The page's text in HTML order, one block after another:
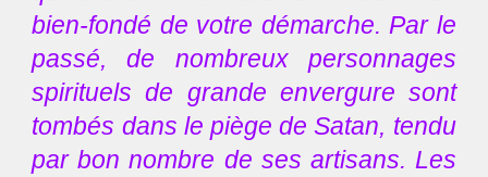
bien-fondé de votre démarche. Par le
passé, de nombreux personnages
spirituels de grande envergure sont
tombés dans le piège de Satan, tendu
par bon nombre de ses artisans. Les